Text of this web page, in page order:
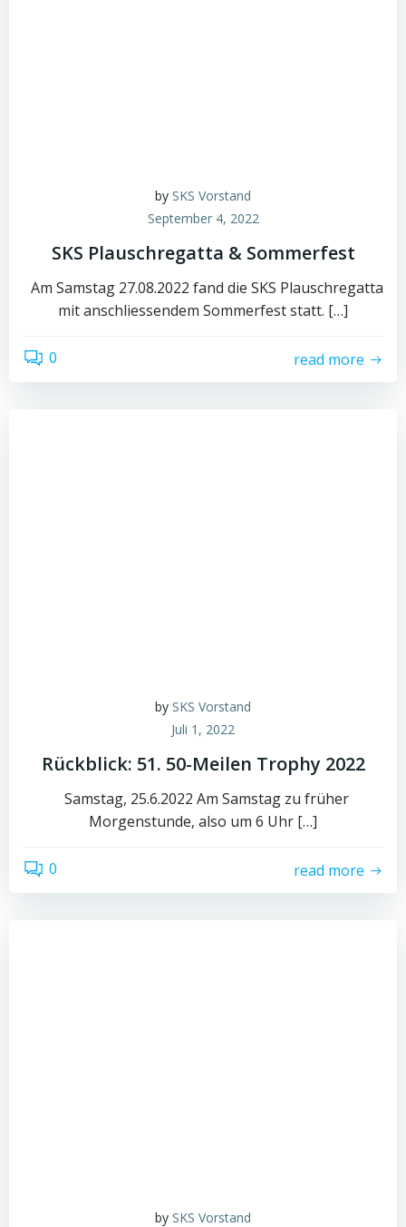
by SKS Vorstand
September 4, 2022
SKS Plauschregatta & Sommerfest
Am Samstag 27.08.2022 fand die SKS Plauschregatta
mit anschliessendem Sommerfest statt. […]
0 read more
by SKS Vorstand
Juli 1, 2022
Rückblick: 51. 50-Meilen Trophy 2022
Samstag, 25.6.2022 Am Samstag zu früher
Morgenstunde, also um 6 Uhr […]
0 read more
by SKS Vorstand